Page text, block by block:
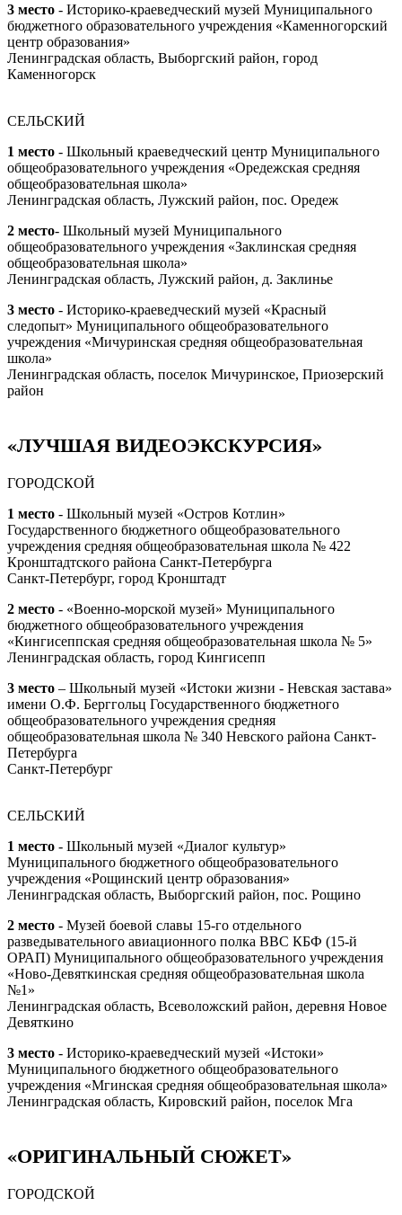
3 место - Историко-краеведческий музей Муниципального
бюджетного образовательного учреждения «Каменногорский
центр образования»
Ленинградская область, Выборгский район, город
Каменногорск
СЕЛЬСКИЙ
1 место - Школьный краеведческий центр Муниципального
общеобразовательного учреждения «Оредежская средняя
общеобразовательная школа»
Ленинградская область, Лужский район, пос. Оредеж
2 место- Школьный музей Муниципального
общеобразовательного учреждения «Заклинская средняя
общеобразовательная школа»
Ленинградская область, Лужский район, д. Заклинье
3 место - Историко-краеведческий музей «Красный
следопыт» Муниципального общеобразовательного
учреждения «Мичуринская средняя общеобразовательная
школа»
Ленинградская область, поселок Мичуринское, Приозерский
район
«ЛУЧШАЯ ВИДЕОЭКСКУРСИЯ»
ГОРОДСКОЙ
1 место - Школьный музей «Остров Котлин»
Государственного бюджетного общеобразовательного
учреждения средняя общеобразовательная школа № 422
Кронштадтского района Санкт-Петербурга
Санкт-Петербург, город Кронштадт
2 место - «Военно-морской музей» Муниципального
бюджетного общеобразовательного учреждения
«Кингисеппская средняя общеобразовательная школа № 5»
Ленинградская область, город Кингисепп
3 место – Школьный музей «Истоки жизни - Невская застава»
имени О.Ф. Берггольц Государственного бюджетного
общеобразовательного учреждения средняя
общеобразовательная школа № 340 Невского района Санкт-
Петербурга
Санкт-Петербург
СЕЛЬСКИЙ
1 место - Школьный музей «Диалог культур»
Муниципального бюджетного общеобразовательного
учреждения «Рощинский центр образования»
Ленинградская область, Выборгский район, пос. Рощино
2 место - Музей боевой славы 15-го отдельного
разведывательного авиационного полка ВВС КБФ (15-й
ОРАП) Муниципального общеобразовательного учреждения
«Ново-Девяткинская средняя общеобразовательная школа
№1»
Ленинградская область, Всеволожский район, деревня Новое
Девяткино
3 место - Историко-краеведческий музей «Истоки»
Муниципального бюджетного общеобразовательного
учреждения «Мгинская средняя общеобразовательная школа»
Ленинградская область, Кировский район, поселок Мга
«ОРИГИНАЛЬНЫЙ СЮЖЕТ»
ГОРОДСКОЙ